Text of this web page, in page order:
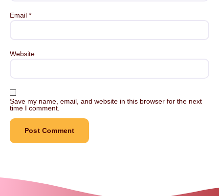
Email *
Website
Save my name, email, and website in this browser for the next
time I comment.